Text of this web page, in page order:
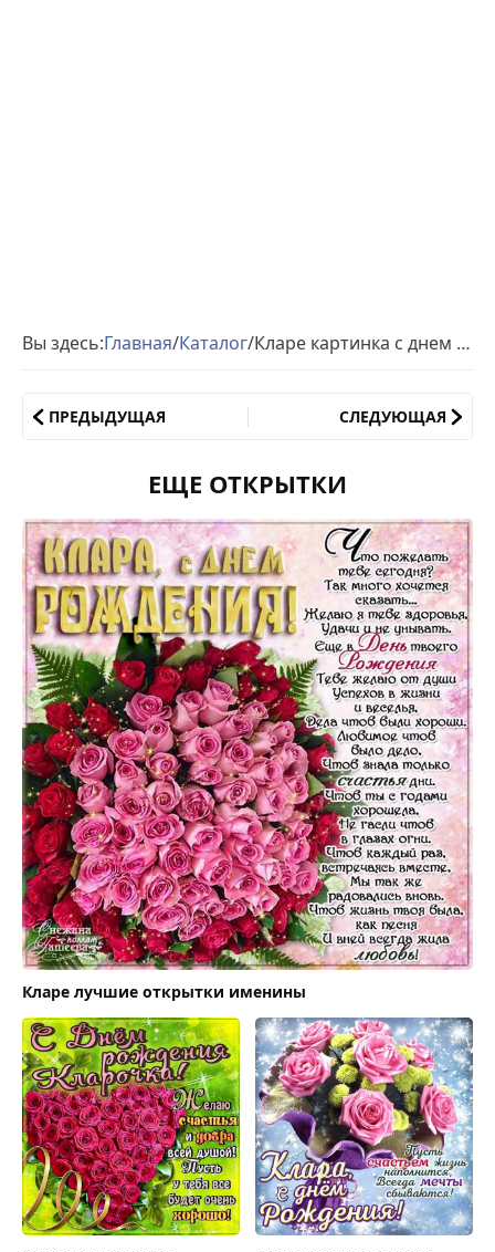
Вы здесь:Главная/Каталог/ Кларе картинка с днем рождения
ПРЕДЫДУЩАЯ СЛЕДУЮЩАЯ
ЕЩЕ ОТКРЫТКИ
Кларе лучшие открытки именины